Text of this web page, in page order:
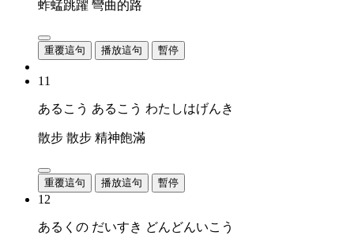
蚱蜢跳躍 彎曲的路
重覆這句 播放這句 暫停
11
あるこう あるこう わたしはげんき
散步 散步 精神飽滿
重覆這句 播放這句 暫停
12
あるくの だいすき どんどんいこう